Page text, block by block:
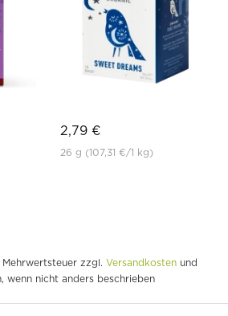
2,79 €
26 g (107,31 €/1 kg)
zzgl. Versandkosten und
wenn nicht anders beschrieben